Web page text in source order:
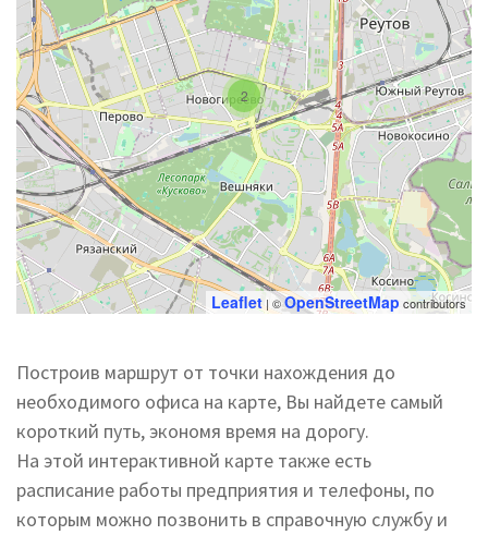
2
Leaflet | ©OpenStreetMap contributors
Построив маршрут от точки нахождения до
необходимого офиса на карте, Вы найдете самый
короткий путь, экономя время на дорогу.
На этой интерактивной карте также есть
расписание работы предприятия и телефоны, по
которым можно позвонить в справочную службу и